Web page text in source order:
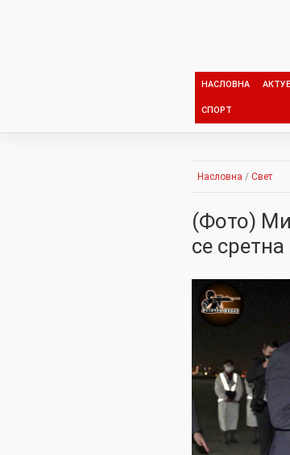
НАСЛОВНА
СПОРТ
Насловна / Свет
(Фото)
се